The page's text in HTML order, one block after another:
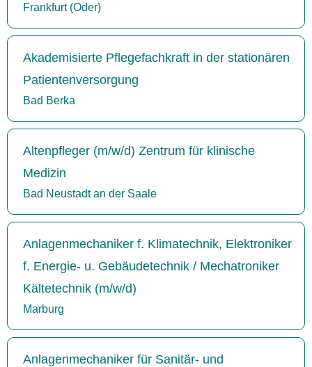
Frankfurt (Oder)
Akademisierte Pflegefachkraft in der stationären
Patientenversorgung
Bad Berka
Altenpfleger (m/w/d) Zentrum für klinische
Medizin
Bad Neustadt an der Saale
Anlagenmechaniker f. Klimatechnik, Elektroniker
f. Energie- u. Gebäudetechnik / Mechatroniker
Kältetechnik (m/w/d)
Marburg
Anlagenmechaniker für Sanitär- und